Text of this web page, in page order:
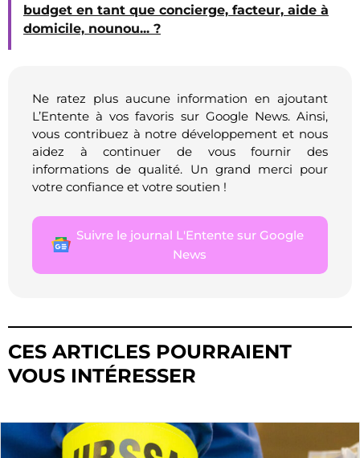
budget en tant que concierge, facteur, aide à
domicile, nounou... ?
Ne ratez plus aucune information en ajoutant
L’Entente à vos favoris sur Google News. Ainsi,
vous contribuez à notre développement et nous
aidez à continuer de vous fournir des
informations de qualité. Un grand merci pour
votre confiance et votre soutien !
Suivre le journal L'Entente sur Google
News
CES ARTICLES POURRAIENT
VOUS INTÉRESSER